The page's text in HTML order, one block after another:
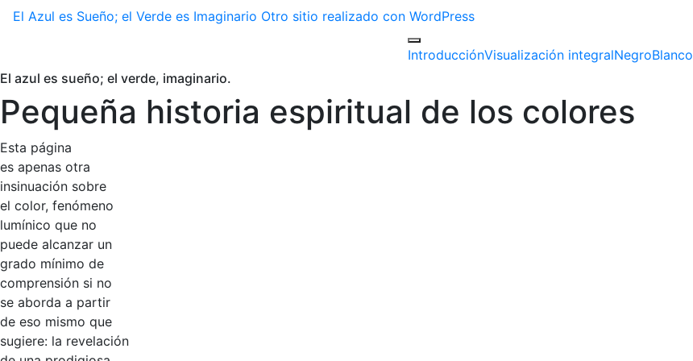
El Azul es Sueño; el Verde es Imaginario Otro sitio realizado con WordPress
IntroducciónVisualización integralNegroBlanco
El azul es sueño; el verde, imaginario.
Pequeña historia espiritual de los colores
Esta página
es apenas otra
insinuación sobre
el color, fenómeno
lumínico que no
puede alcanzar un
grado mínimo de
comprensión si no
se aborda a partir
de eso mismo que
sugiere: la revelación